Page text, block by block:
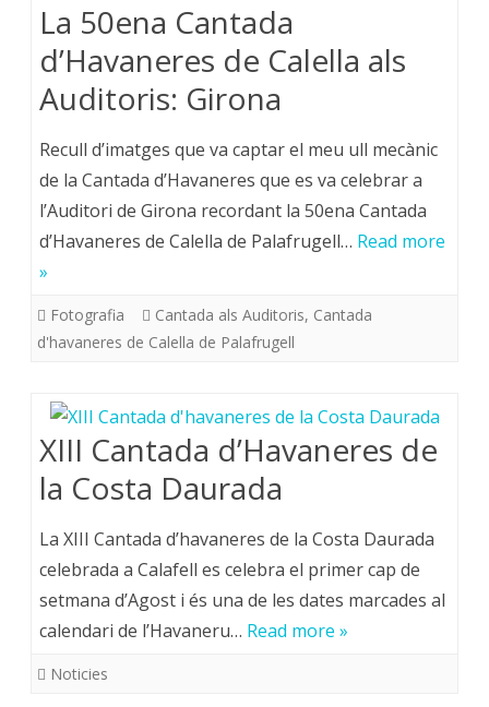
La 50ena Cantada
d’Havaneres de Calella als
Auditoris: Girona
Recull d’imatges que va captar el meu ull mecànic
de la Cantada d’Havaneres que es va celebrar a
l’Auditori de Girona recordant la 50ena Cantada
d’Havaneres de Calella de Palafrugell… Read more
»
Fotografia Cantada als Auditoris, Cantada
d'havaneres de Calella de Palafrugell
XIII Cantada d’Havaneres de
la Costa Daurada
La XIII Cantada d’havaneres de la Costa Daurada
celebrada a Calafell es celebra el primer cap de
setmana d’Agost i és una de les dates marcades al
calendari de l’Havaneru… Read more »
Noticies